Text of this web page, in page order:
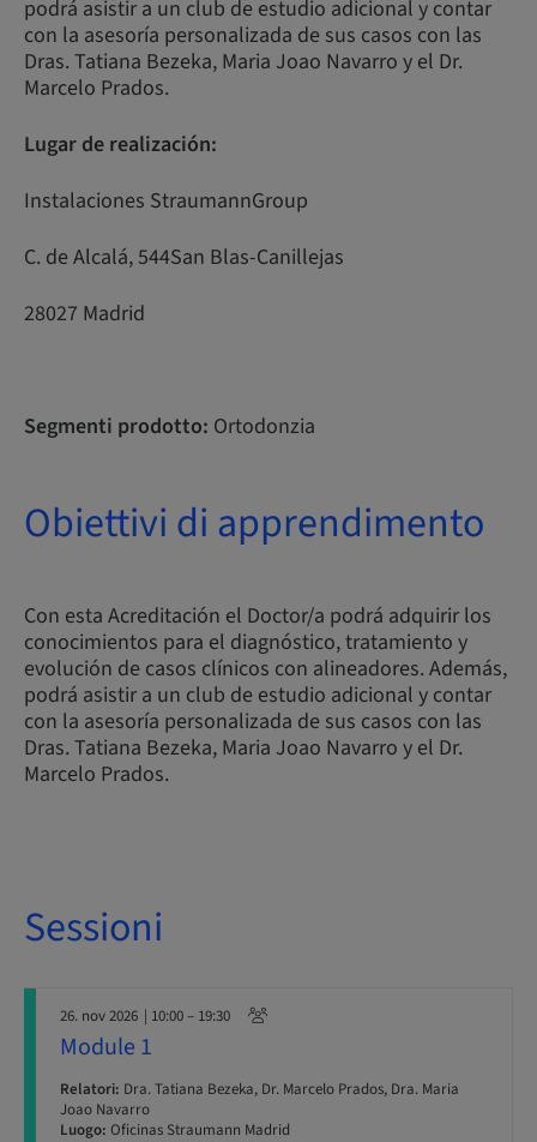
podrá asistir a un club de estudio adicional y contar
con la asesoría personalizada de sus casos con las
Dras. Tatiana Bezeka, Maria Joao Navarro y el Dr.
Marcelo Prados.
Lugar de realización:
Instalaciones StraumannGroup
C. de Alcalá, 544San Blas-Canillejas
28027 Madrid
Segmenti prodotto: Ortodonzia
Obiettivi di apprendimento
Con esta Acreditación el Doctor/a podrá adquirir los
conocimientos para el diagnóstico, tratamiento y
evolución de casos clínicos con alineadores. Además,
podrá asistir a un club de estudio adicional y contar
con la asesoría personalizada de sus casos con las
Dras. Tatiana Bezeka, Maria Joao Navarro y el Dr.
Marcelo Prados.
Sessioni
26. nov 2026 | 10:00 – 19:30
Module 1
Relatori: Dra. Tatiana Bezeka, Dr. Marcelo Prados, Dra. Maria
Joao Navarro
Luogo: Oficinas Straumann Madrid